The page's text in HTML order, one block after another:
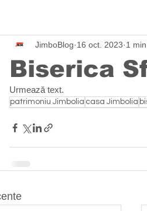
Biserica
JimboBlog 16 oct. 2023 1
Urmează text.
patrimoniu Jimbolia casa Jimbolia